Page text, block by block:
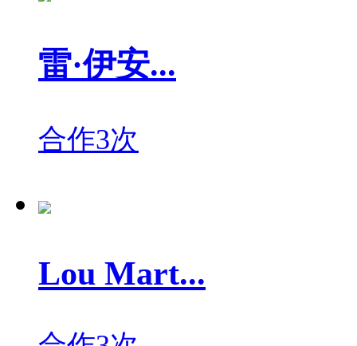
雷·伊安...
合作3次
Lou Mart...